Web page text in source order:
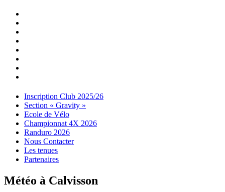
Menu
Widgets
Recherche
Aller
contenu
Inscription Club 2025/26
Section « Gravity »
Ecole de Vélo
Championnat 4X 2026
Randuro 2026
Nous Contacter
Les tenues
Partenaires
Météo à Calvisson